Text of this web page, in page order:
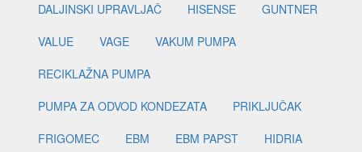
DALJINSKI UPRAVLJAČ
HISENSE
GUNTNER
VALUE
VAGE
VAKUM PUMPA
RECIKLAŽNA PUMPA
PUMPA ZA ODVOD KONDEZATA
PRIKLJUČAK
FRIGOMEC
EBM EBM PAPST
HIDRIA